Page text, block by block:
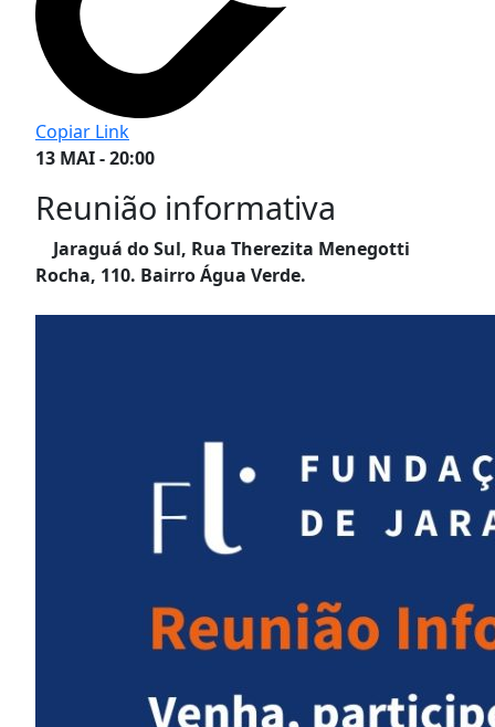
Copiar Link
13 MAI - 20:00
Reunião informativa
Jaraguá do Sul, Rua Therezita Menegotti
Rocha, 110. Bairro Água Verde.